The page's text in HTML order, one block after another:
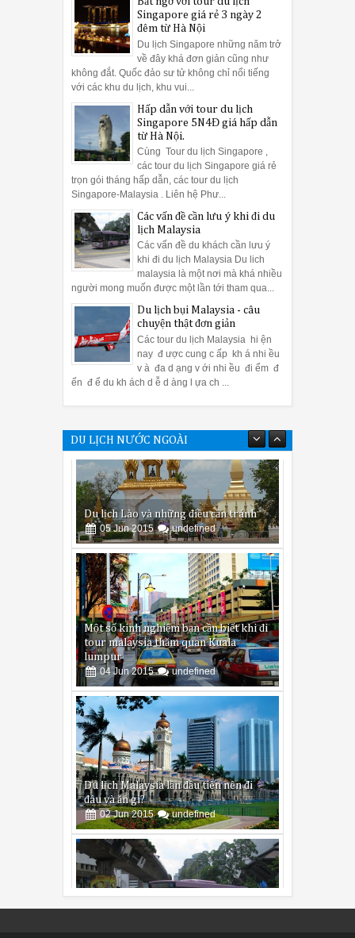
Bất ngờ với tour du lịch
Singapore giá rẻ 3 ngày 2
đêm từ Hà Nội
Du lịch Singapore những năm trở
về đây khá đơn giản cũng như
không đắt. Quốc đảo sư tử không chỉ nổi tiếng
với các khu du lịch, khu vui...
Hấp dẫn với tour du lịch
Singapore 5N4Đ giá hấp dẫn
từ Hà Nội.
Cùng Tour du lịch Singapore ,
các tour du lịch Singapore giá rẻ
trọn gói tháng hấp dẫn, các tour du lịch
Singapore-Malaysia . Liên hệ Phư...
Các vấn đề cần lưu ý khi đi du
lịch Malaysia
Các vấn đề du khách cần lưu ý
khi đi du lịch Malaysia Du lich
malaysia là một nơi mà khá nhiều
người mong muốn được một lần tới tham qua...
Du lịch bụi Malaysia - câu
chuyện thật đơn giản
Các tour du lịch Malaysia hi ện
nay đ ược cung c ấp kh á nhi ều
v à đa d ạng v ới nhi ều đi ểm đ
ến đ ể du kh ách d ễ d àng l ựa ch ...
DU LỊCH NƯỚC NGOÀI
Một số kinh nghiệm bạn cần biết khi đi
tour malaysia thăm quan Kuala
lumpur
04 Jun 2015 undefined
Du lịch Malaysia lần đầu tiên nên đi
đâu và ăn gì?
02
Jun 2015 undefined
Các vấn đề cần lưu ý khi đi du lịch
Malaysia
29 May 2015 undefined